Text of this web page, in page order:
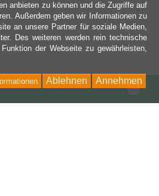
anbieten zu können und die Zugriffe auf
Außerdem geben wir Informationen zu
an unsere Partner für soziale Medien,
Des weiteren werden rein technische
der Webseite zu gewährleisten,
Annehmen
Ablehnen